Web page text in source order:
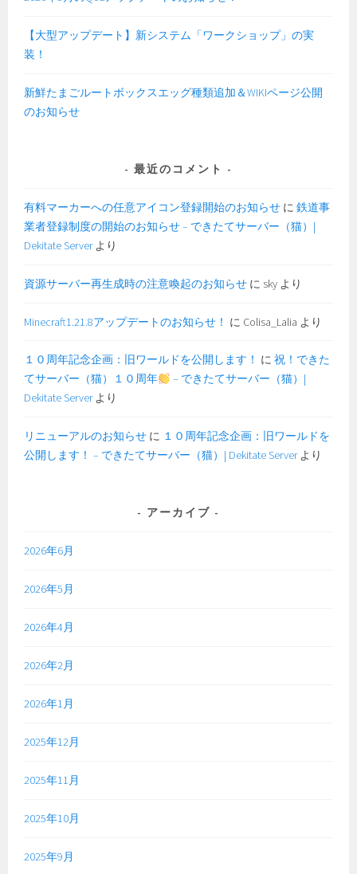
【大型アップデート】新システム「ワークショップ」の実
装！
新鮮たまごルートボックスエッグ種類追加＆WIKIページ公開
のお知らせ
最近のコメント
有料マーカーへの任意アイコン登録開始のお知らせ に鉄道事
業者登録制度の開始のお知らせ – できたてサーバー（猫）|
Dekitate Serverより
資源サーバー再生成時の注意喚起のお知らせ に sky より
Minecraft1.21.8アップデートのお知らせ！ に Colisa_Lalia より
１０周年記念企画：旧ワールドを公開します！ に祝！できた
てサーバー（猫）１０周年
– できたてサーバー（猫）|
Dekitate Serverより
リニューアルのお知らせ に １０周年記念企画：旧ワールドを
公開します！ – できたてサーバー（猫）| Dekitate Serverより
アーカイブ
2026年6月
2026年5月
2026年4月
2026年2月
2026年1月
2025年12月
2025年11月
2025年10月
2025年9月